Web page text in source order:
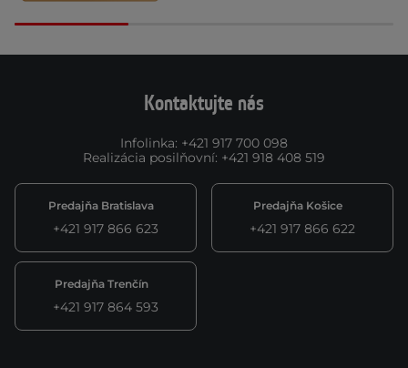
Kontaktujte nás
Infolinka: +421 917 700 098
Realizácia posilňovní: +421 918 408 519
Predajňa Bratislava
+421 917 866 623
Predajňa Košice
+421 917 866 622
Predajňa Trenčín
+421 917 864 593